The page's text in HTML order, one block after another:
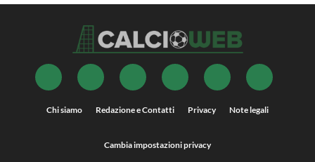
Chi siamo Redazione e Contatti Privacy Note legali
Cambia impostazioni privacy